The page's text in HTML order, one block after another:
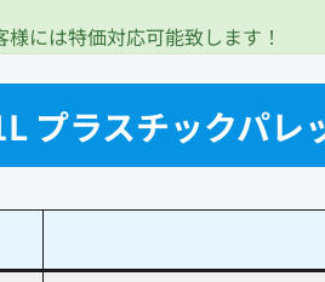
には特価対応可能致します！
プラスチックパレ